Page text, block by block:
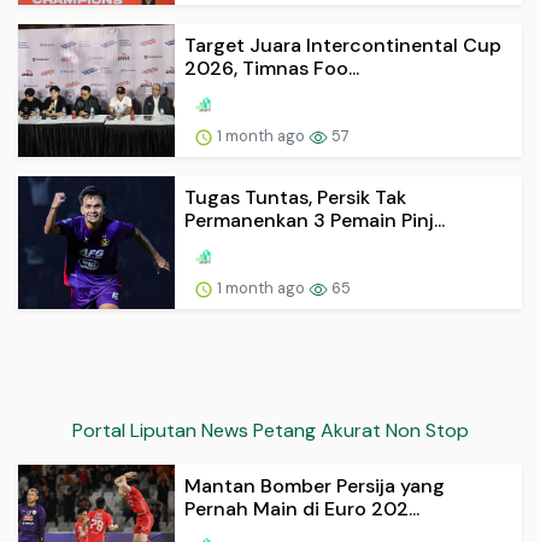
Target Juara Intercontinental Cup
2026, Timnas Foo...
1 month ago 57
Tugas Tuntas, Persik Tak
Permanenkan 3 Pemain Pinj...
1 month ago 65
Portal Liputan News Petang Akurat Non Stop
Mantan Bomber Persija yang
Pernah Main di Euro 202...